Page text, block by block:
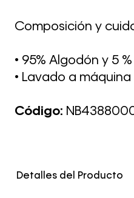
Composición y
• 95% Algodón y 5
• Lavado a máquina
Código:
Detalles del Producto